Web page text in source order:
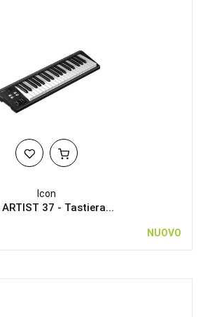
Icon
ARTIST 37 - Tastiera...
NUOVO